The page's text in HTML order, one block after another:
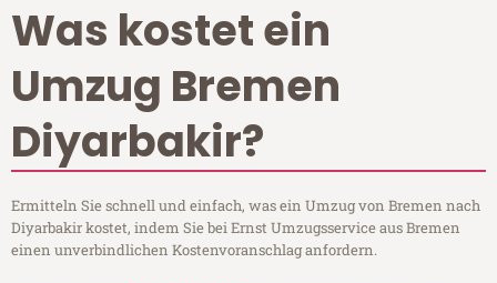
Was kostet ein
Umzug Bremen
Diyarbakir?
Ermitteln Sie schnell und einfach, was ein Umzug von Bremen nach
Diyarbakir kostet, indem Sie bei Ernst Umzugsservice aus Bremen
einen unverbindlichen Kostenvoranschlag anfordern.